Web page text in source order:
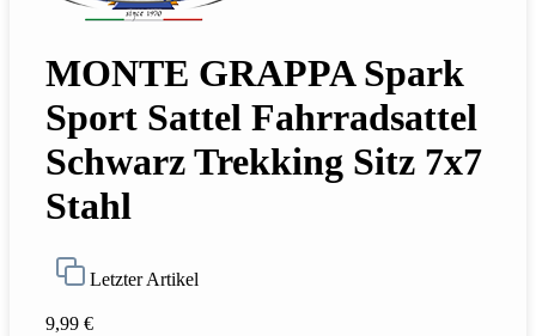
MONTE GRAPPA Spark
Sport Sattel Fahrradsattel
Schwarz Trekking Sitz 7x7
Stahl
Letzter Artikel
9,99 €